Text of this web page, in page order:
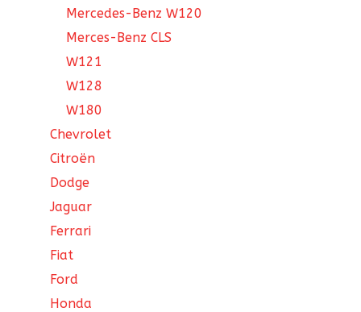
Mercedes-Benz W120
Merces-Benz CLS
W121
W128
W180
Chevrolet
Citroën
Dodge
Jaguar
Ferrari
Fiat
Ford
Honda